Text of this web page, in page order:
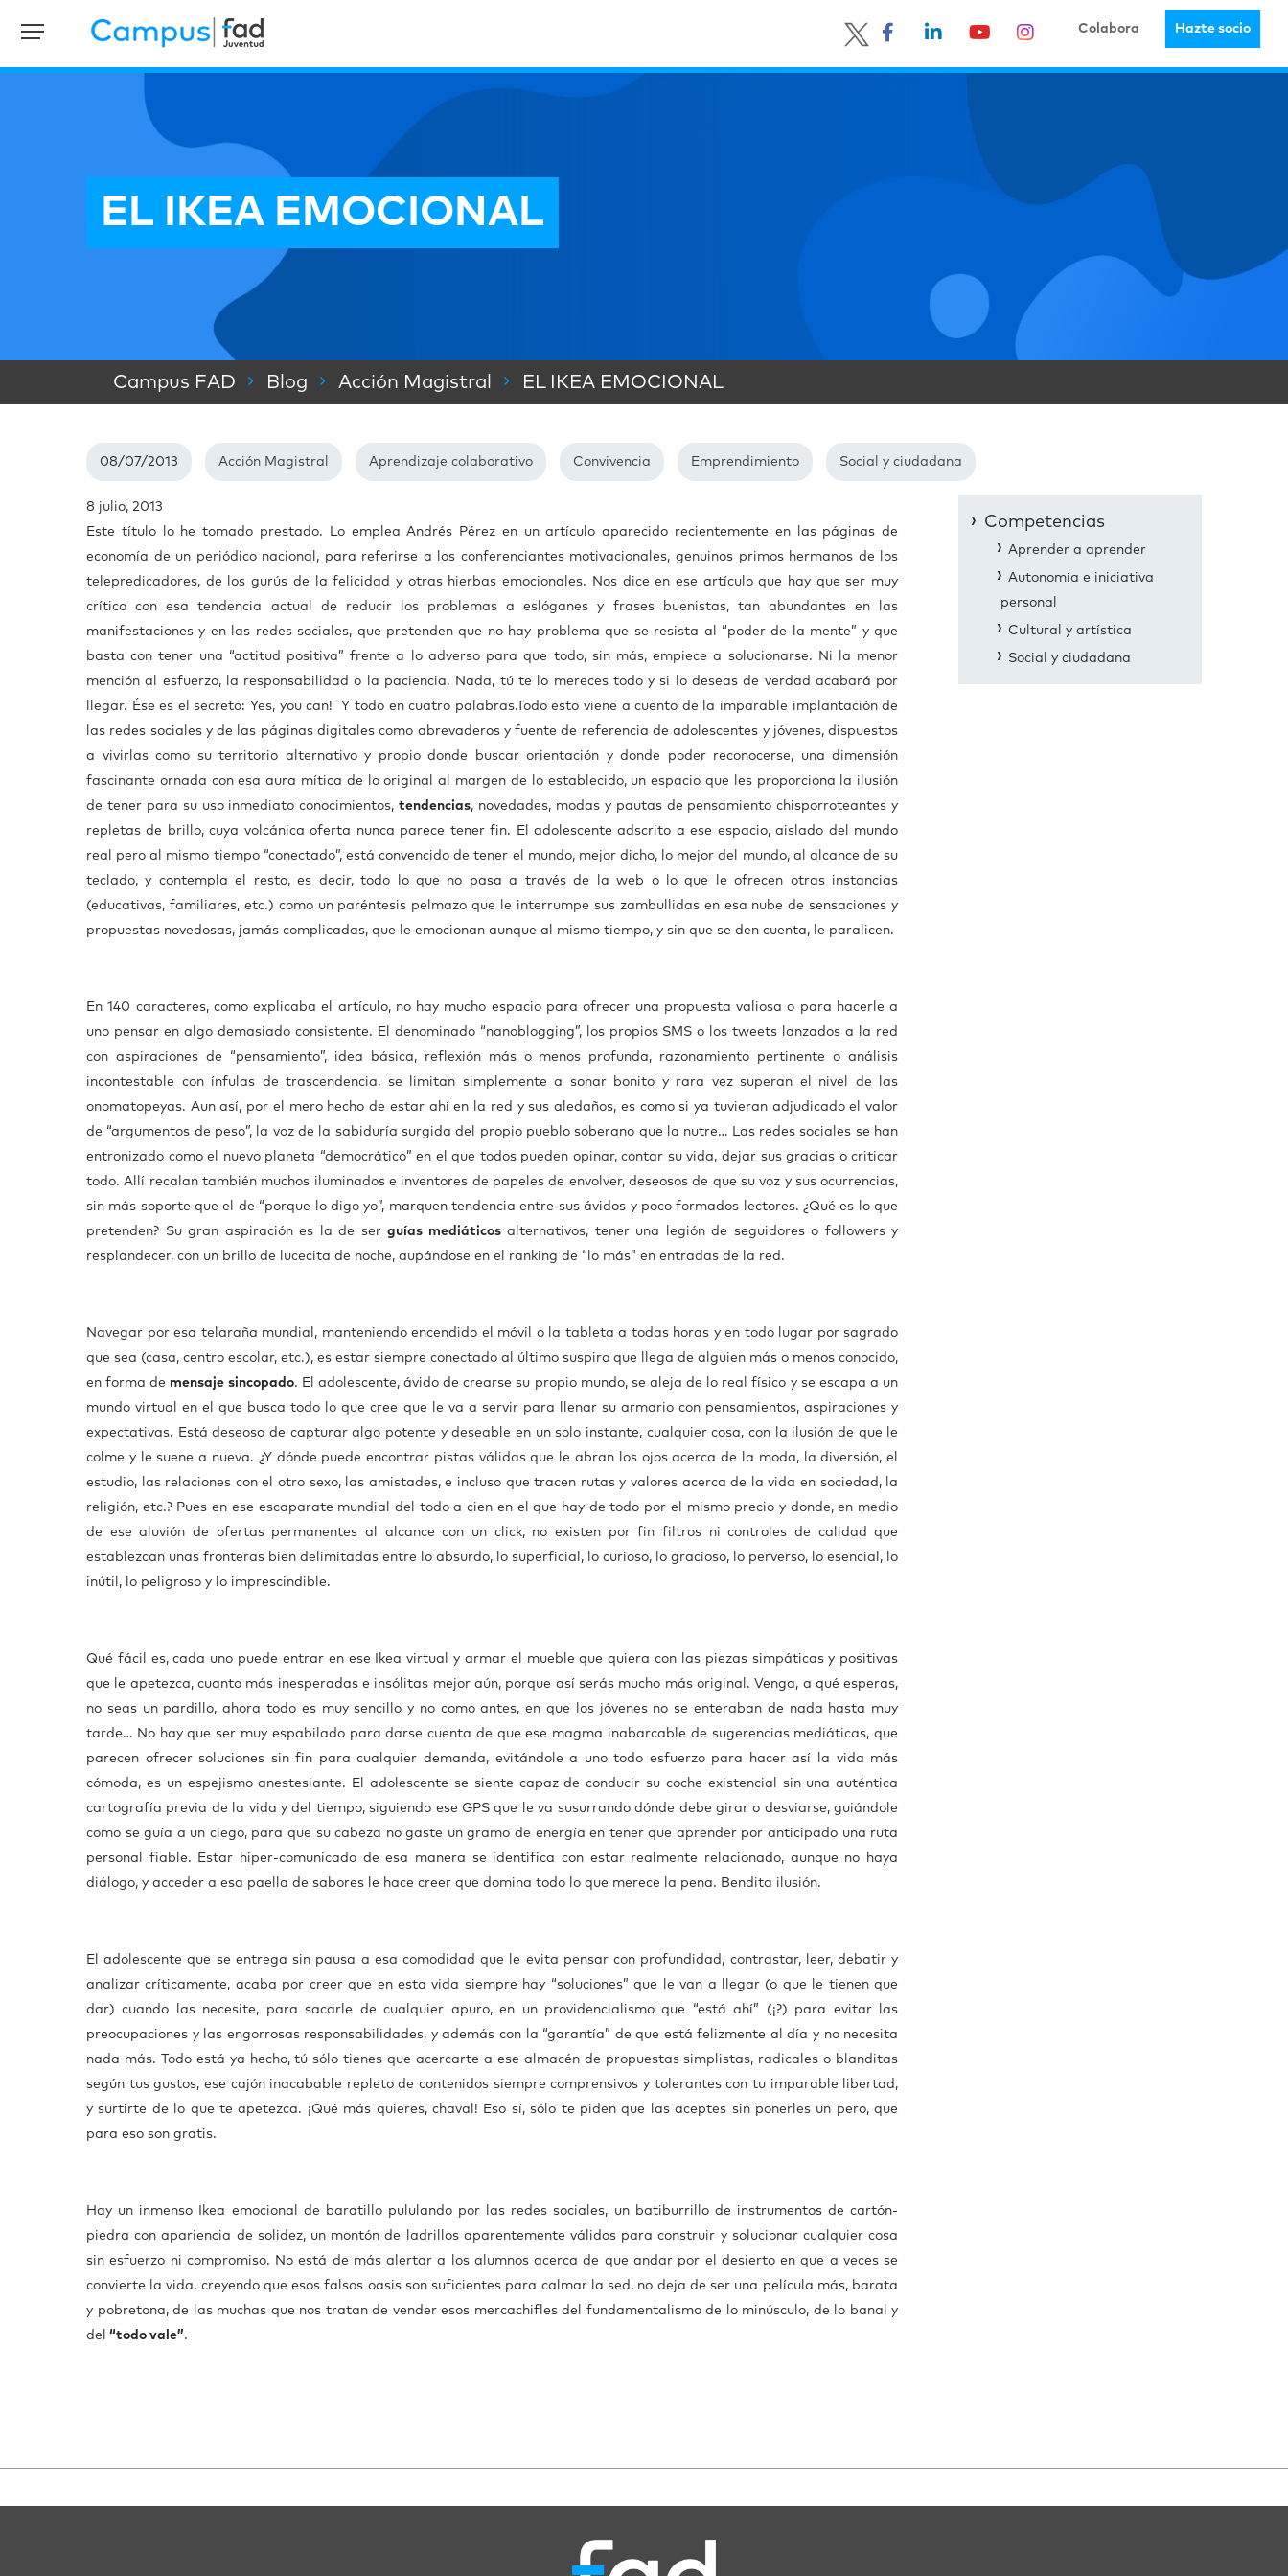
Colabora Hazte socio
EL IKEA EMOCIONAL
Campus FAD Blog Acción Magistral EL IKEA EMOCIONAL
08/07/2013 Acción Magistral Aprendizaje colaborativo Convivencia Emprendimiento Social y ciudadana
8 julio, 2013
Este título lo he tomado prestado. Lo emplea Andrés Pérez en un artículo aparecido recientemente en las páginas de
economía de un periódico nacional, para referirse a los conferenciantes motivacionales, genuinos primos hermanos de los
telepredicadores, de los gurús de la felicidad y otras hierbas emocionales. Nos dice en ese artículo que hay que ser muy
crítico con esa tendencia actual de reducir los problemas a eslóganes y frases buenistas, tan abundantes en las
manifestaciones y en las redes sociales, que pretenden que no hay problema que se resista al “poder de la mente” y que
basta con tener una “actitud positiva” frente a lo adverso para que todo, sin más, empiece a solucionarse. Ni la menor
mención al esfuerzo, la responsabilidad o la paciencia. Nada, tú te lo mereces todo y si lo deseas de verdad acabará por
llegar. Ése es el secreto: Yes, you can! Y todo en cuatro palabras.Todo esto viene a cuento de la imparable implantación de
las redes sociales y de las páginas digitales como abrevaderos y fuente de referencia de adolescentes y jóvenes, dispuestos
a vivirlas como su territorio alternativo y propio donde buscar orientación y donde poder reconocerse, una dimensión
fascinante ornada con esa aura mítica de lo original al margen de lo establecido, un espacio que les proporciona la ilusión
de tener para su uso inmediato conocimientos,tendencias, novedades, modas y pautas de pensamiento chisporroteantes y
repletas de brillo, cuya volcánica oferta nunca parece tener fin. El adolescente adscrito a ese espacio, aislado del mundo
real pero al mismo tiempo “conectado”, está convencido de tener el mundo, mejor dicho, lo mejor del mundo, al alcance de su
teclado, y contempla el resto, es decir, todo lo que no pasa a través de la web o lo que le ofrecen otras instancias
(educativas, familiares, etc.) como un paréntesis pelmazo que le interrumpe sus zambullidas en esa nube de sensaciones y
propuestas novedosas, jamás complicadas, que le emocionan aunque al mismo tiempo, y sin que se den cuenta, le paralicen.
En 140 caracteres, como explicaba el artículo, no hay mucho espacio para ofrecer una propuesta valiosa o para hacerle a
uno pensar en algo demasiado consistente. El denominado “nanoblogging”, los propios SMS o los tweets lanzados a la red
con aspiraciones de “pensamiento”, idea básica, reflexión más o menos profunda, razonamiento pertinente o análisis
incontestable con ínfulas de trascendencia, se limitan simplemente a sonar bonito y rara vez superan el nivel de las
onomatopeyas. Aun así, por el mero hecho de estar ahí en la red y sus aledaños, es como si ya tuvieran adjudicado el valor
de “argumentos de peso”, la voz de la sabiduría surgida del propio pueblo soberano que la nutre… Las redes sociales se han
entronizado como el nuevo planeta “democrático” en el que todos pueden opinar, contar su vida, dejar sus gracias o criticar
todo. Allí recalan también muchos iluminados e inventores de papeles de envolver, deseosos de que su voz y sus ocurrencias,
sin más soporte que el de “porque lo digo yo”, marquen tendencia entre sus ávidos y poco formados lectores. ¿Qué es lo que
pretenden? Su gran aspiración es la de serguías mediáticosalternativos, tener una legión de seguidores o followers y
resplandecer, con un brillo de lucecita de noche, aupándose en el ranking de “lo más” en entradas de la red.
Navegar por esa telaraña mundial, manteniendo encendido el móvil o la tableta a todas horas y en todo lugar por sagrado
que sea (casa, centro escolar, etc.), es estar siempre conectado al último suspiro que llega de alguien más o menos conocido,
en forma de mensaje sincopado. El adolescente, ávido de crearse su propio mundo, se aleja de lo real físico y se escapa a un
mundo virtual en el que busca todo lo que cree que le va a servir para llenar su armario con pensamientos, aspiraciones y
expectativas. Está deseoso de capturar algo potente y deseable en un solo instante, cualquier cosa, con la ilusión de que le
colme y le suene a nueva. ¿Y dónde puede encontrar pistas válidas que le abran los ojos acerca de la moda, la diversión, el
estudio, las relaciones con el otro sexo, las amistades, e incluso que tracen rutas y valores acerca de la vida en sociedad, la
religión, etc.? Pues en ese escaparate mundial del todo a cien en el que hay de todo por el mismo precio y donde, en medio
de ese aluvión de ofertas permanentes al alcance con un click, no existen por fin filtros ni controles de calidad que
establezcan unas fronteras bien delimitadas entre lo absurdo, lo superficial, lo curioso, lo gracioso, lo perverso, lo esencial, lo
inútil, lo peligroso y lo imprescindible.
Qué fácil es, cada uno puede entrar en ese Ikea virtual y armar el mueble que quiera con las piezas simpáticas y positivas
que le apetezca, cuanto más inesperadas e insólitas mejor aún, porque así serás mucho más original. Venga, a qué esperas,
no seas un pardillo, ahora todo es muy sencillo y no como antes, en que los jóvenes no se enteraban de nada hasta muy
tarde… No hay que ser muy espabilado para darse cuenta de que ese magma inabarcable de sugerencias mediáticas, que
parecen ofrecer soluciones sin fin para cualquier demanda, evitándole a uno todo esfuerzo para hacer así la vida más
cómoda, es un espejismo anestesiante. El adolescente se siente capaz de conducir su coche existencial sin una auténtica
cartografía previa de la vida y del tiempo, siguiendo ese GPS que le va susurrando dónde debe girar o desviarse, guiándole
como se guía a un ciego, para que su cabeza no gaste un gramo de energía en tener que aprender por anticipado una ruta
personal fiable. Estar hiper-comunicado de esa manera se identifica con estar realmente relacionado, aunque no haya
diálogo, y acceder a esa paella de sabores le hace creer que domina todo lo que merece la pena. Bendita ilusión.
El adolescente que se entrega sin pausa a esa comodidad que le evita pensar con profundidad, contrastar, leer, debatir y
analizar críticamente, acaba por creer que en esta vida siempre hay “soluciones” que le van a llegar (o que le tienen que
dar) cuando las necesite, para sacarle de cualquier apuro, en un providencialismo que “está ahí” (¡?) para evitar las
preocupaciones y las engorrosas responsabilidades, y además con la “garantía” de que está felizmente al día y no necesita
nada más. Todo está ya hecho, tú sólo tienes que acercarte a ese almacén de propuestas simplistas, radicales o blanditas
según tus gustos, ese cajón inacabable repleto de contenidos siempre comprensivos y tolerantes con tu imparable libertad,
y surtirte de lo que te apetezca. ¡Qué más quieres, chaval! Eso sí, sólo te piden que las aceptes sin ponerles un pero, que
para eso son gratis.
Hay un inmenso Ikea emocional de baratillo pululando por las redes sociales, un batiburrillo de instrumentos de cartón-
piedra con apariencia de solidez, un montón de ladrillos aparentemente válidos para construir y solucionar cualquier cosa
sin esfuerzo ni compromiso. No está de más alertar a los alumnos acerca de que andar por el desierto en que a veces se
convierte la vida, creyendo que esos falsos oasis son suficientes para calmar la sed, no deja de ser una película más, barata
y pobretona, de las muchas que nos tratan de vender esos mercachifles del fundamentalismo de lo minúsculo, de lo banal y
del “todo vale”.
Competencias
Aprender a aprender
Autonomía e iniciativa
personal
Cultural y artística
Social y ciudadana